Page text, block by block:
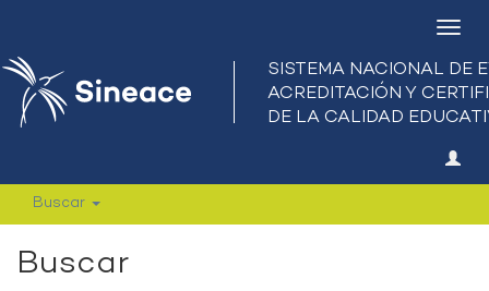
Buscar
Buscar